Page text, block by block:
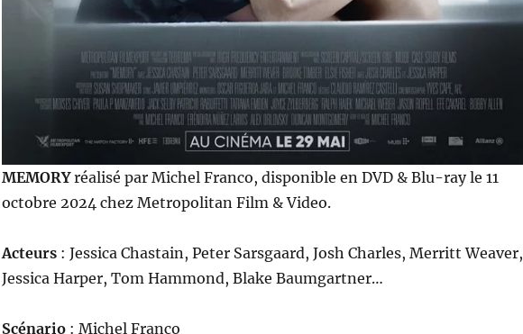
MEMORYréalisé par Michel Franco, disponible en DVD & Blu-ray le 11
octobre 2024 chez Metropolitan Film & Video.
Acteurs: Jessica Chastain, Peter Sarsgaard, Josh Charles, Merritt Weaver,
Jessica Harper, Tom Hammond, Blake Baumgartner…
Scénario: Michel Franco